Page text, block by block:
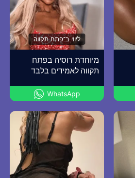
ליווי ב־פתח תקווה
מיוחדת רוסיה בפתח
תקווה לאמידים בלבד
WhatsApp